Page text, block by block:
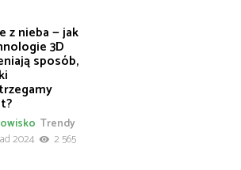
z nieba — jak
3D
sposób,
Trendy
2024
2 565